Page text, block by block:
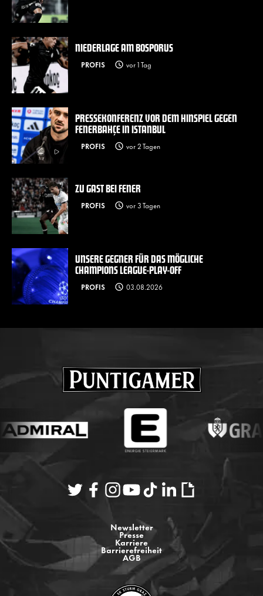
NIEDERLAGE AM BOSPORUS
PROFIS vor 1 Tag
PRESSEKONFERENZ VOR DEM HINSPIEL GEGEN
FENERBAHÇE IN ISTANBUL
PROFIS vor 2 Tagen
ZU GAST BEI FENER
PROFIS vor 3 Tagen
UNSERE GEGNER FÜR DAS MÖGLICHE
CHAMPIONS LEAGUE-PLAY-OFF
PROFIS 03.08.2026
Newsletter
Presse
Karriere
Barrierefreiheit
AGB